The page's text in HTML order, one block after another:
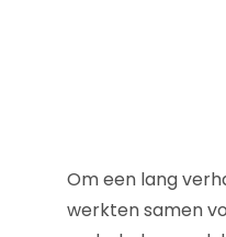
Om een lang
werkten samen